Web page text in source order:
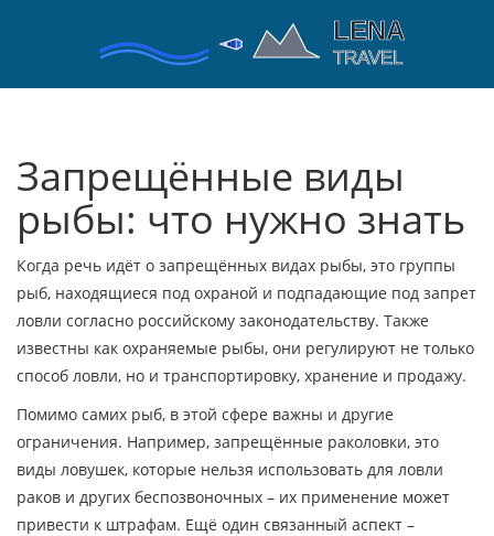
Запрещённые виды
рыбы: что нужно знать
Когда речь идёт о запрещённых видах рыбы, это группы
рыб, находящиеся под охраной и подпадающие под запрет
ловли согласно российскому законодательству. Также
известны как охраняемые рыбы, они регулируют не только
способ ловли, но и транспортировку, хранение и продажу.
Помимо самих рыб, в этой сфере важны и другие
ограничения. Например, запрещённые раколовки, это
виды ловушек, которые нельзя использовать для ловли
раков и других беспозвоночных – их применение может
привести к штрафам. Ещё один связанный аспект –